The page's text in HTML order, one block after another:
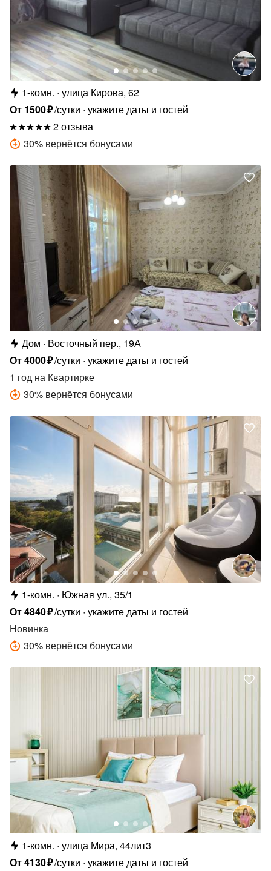
1-комн. улица Кирова, 62
От 1500₽/сутки укажите даты и гостей
2 отзыва
30% вернётся бонусами
Дом
Восточный пер., 19А
От4000₽/сутки укажите даты и гостей
1 год на Квартирке
30% вернётся бонусами
1-комн.
Южная ул., 35/1
От4840₽/сутки укажите даты и гостей
Новинка
30% вернётся бонусами
1-комн. улица Мира, 44лит3
От4130₽/сутки укажите даты и гостей